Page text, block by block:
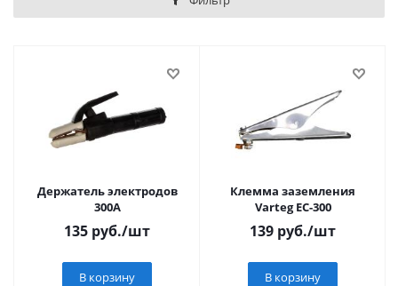
Держатель электродов
300А
135 руб./шт
В корзину
Клемма заземления
Varteg EC-300
139 руб./шт
В корзину